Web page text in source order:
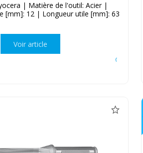
| Matière de l'outil: Acier |
[mm]: 12 | Longueur utile [mm]: 63
Voir article